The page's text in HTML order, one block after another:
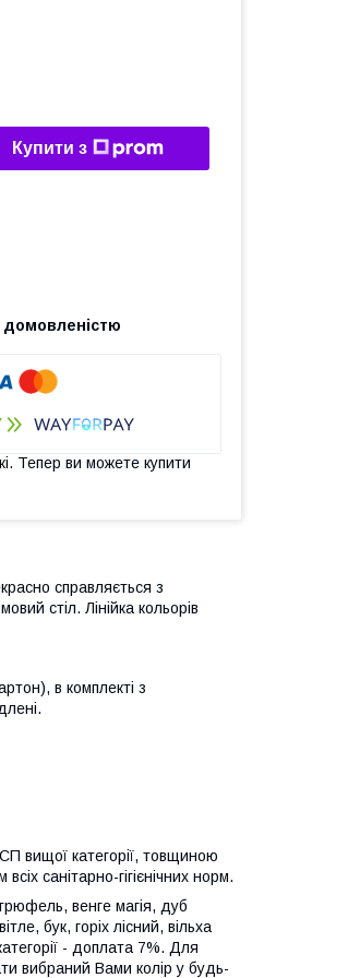
Купити з
домовленістю
Тепер ви можете купити
справляється з
стіл. Лінійка кольорів
в комплекті з
вищої категорії, товщиною
санітарно-гігієнічних норм.
венге магія, дуб
бук, горіх лісний, вільха
- доплата 7%. Для
вибраний Вами колір у будь-